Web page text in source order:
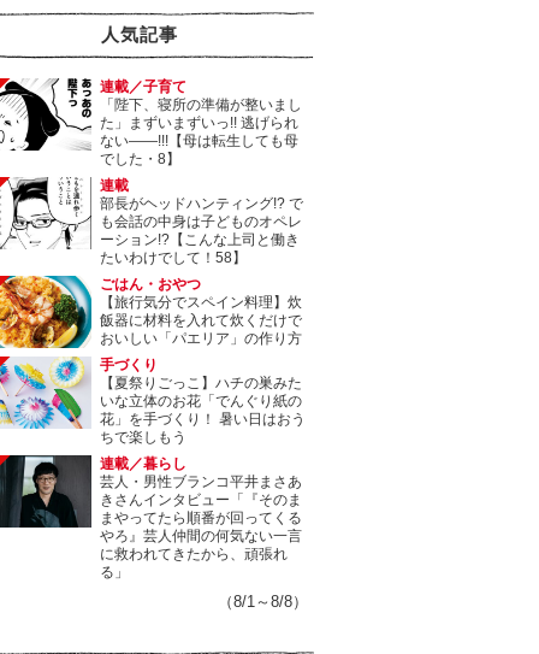
人気記事
連載／子育て
「陛下、寝所の準備が整いまし
た」まずいまずいっ!! 逃げられ
ない――!!!【母は転生しても母
でした・8】
連載
部長がヘッドハンティング!? で
も会話の中身は子どものオペレ
ーション!?【こんな上司と働き
たいわけでして！58】
ごはん・おやつ
【旅行気分でスペイン料理】炊
飯器に材料を入れて炊くだけで
おいしい「パエリア」の作り方
手づくり
【夏祭りごっこ】ハチの巣みた
いな立体のお花「でんぐり紙の
花」を手づくり！ 暑い日はおう
ちで楽しもう
連載／暮らし
芸人・男性ブランコ平井まさあ
きさんインタビュー「『そのま
まやってたら順番が回ってくる
やろ』芸人仲間の何気ない一言
に救われてきたから、頑張れ
る」
（8/1～8/8）